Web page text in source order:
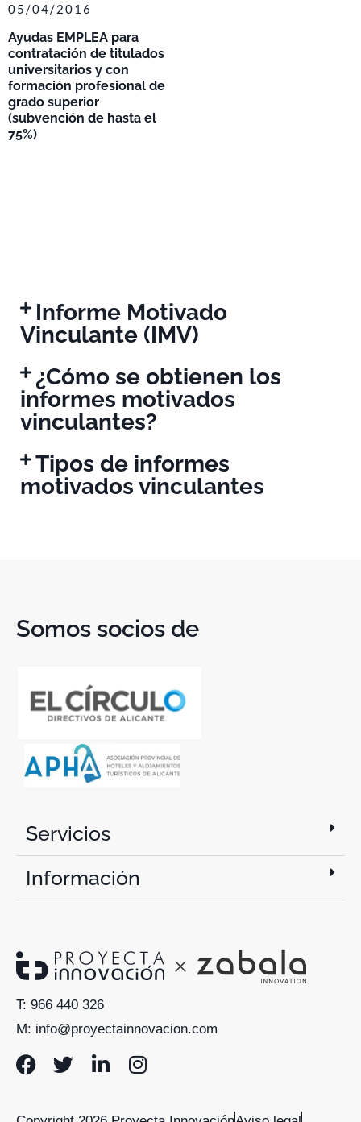
Ayudas EMPLEA para
contratación de titulados
universitarios y con
formación profesional de
grado superior
(subvención de hasta el
75%)
05/04/2016
Informe Motivado
Vinculante (IMV)
¿Cómo se obtienen los
informes motivados
vinculantes?
Tipos de informes
motivados vinculantes
Somos socios de
Servicios
Información
T: 966 440 326
M: info@proyectainnovacion.com